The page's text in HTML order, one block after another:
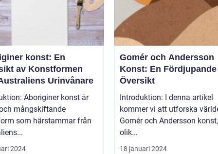
konst: En
av Konstformen
Urinvånare
Aboriginer konst är
mångskiftande
som härstammar från
2024
Gomér och Andersson
Konst: En Fördjupande
Översikt
Introduktion: I denna artikel
kommer vi att utforska
Gomér och Andersson
olik...
18 januari 2024